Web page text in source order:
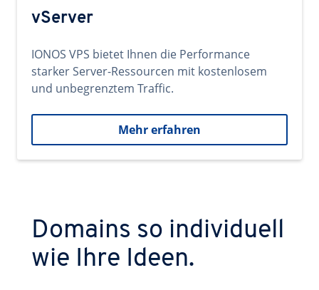
vServer
IONOS VPS bietet Ihnen die Performance
starker Server-Ressourcen mit kostenlosem
und unbegrenztem Traffic.
Mehr erfahren
Domains so individuell
wie Ihre Ideen.